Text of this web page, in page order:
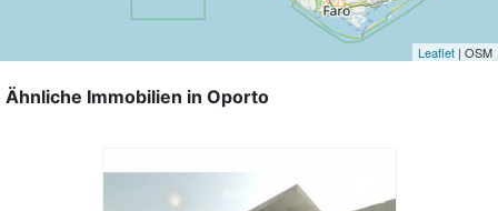
Leaflet | OSM
Ähnliche Immobilien in Oporto